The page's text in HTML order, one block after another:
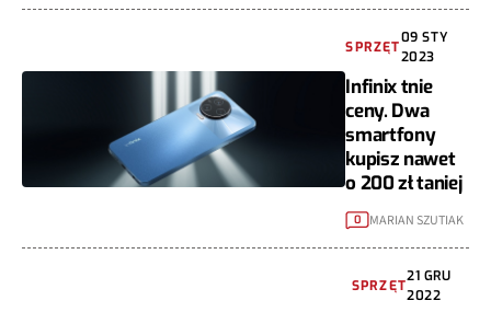
SPRZĘT
09 STY
2023
Infinix tnie
ceny. Dwa
smartfony
kupisz nawet
o 200 zł taniej
0 MARIAN SZUTIAK
SPRZĘT
21 GRU
2022